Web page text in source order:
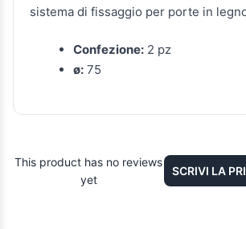
sistema di fissaggio per porte in
Confezione: 2 pz
ø: 75
This product has no reviews
yet
SCRIVI LA